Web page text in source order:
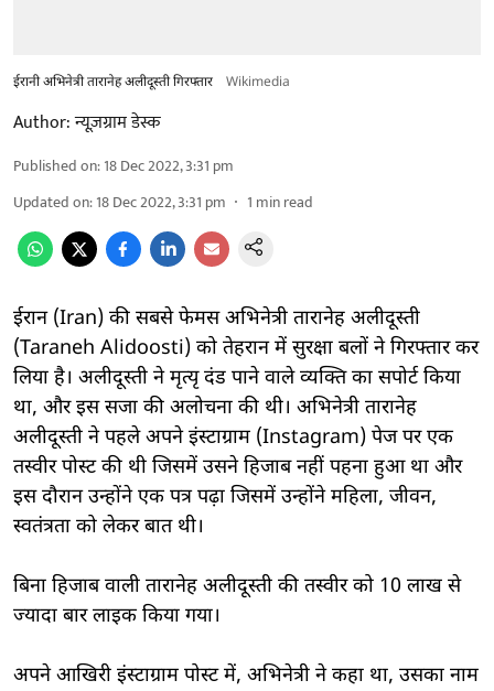
ईरानी अभिनेत्री तारानेह अलीदूस्ती गिरफ्तार Wikimedia
Author:न्यूज़ग्राम डेस्क
Published on:18 Dec 2022, 3:31 pm
Updated on:18 Dec 2022, 3:31 pm 1 min read
ईरान (Iran) की सबसे फेमस अभिनेत्री तारानेह अलीदूस्ती
(Taraneh Alidoosti) को तेहरान में सुरक्षा बलों ने गिरफ्तार कर
लिया है। अलीदूस्ती ने मृत्यृ दंड पाने वाले व्यक्ति का सपोर्ट किया
था, और इस सजा की अलोचना की थी। अभिनेत्री तारानेह
अलीदूस्ती ने पहले अपने इंस्टाग्राम (Instagram) पेज पर एक
तस्वीर पोस्ट की थी जिसमें उसने हिजाब नहीं पहना हुआ था और
इस दौरान उन्होंने एक पत्र पढ़ा जिसमें उन्होंने महिला, जीवन,
स्वतंत्रता को लेकर बात थी।
बिना हिजाब वाली तारानेह अलीदूस्ती की तस्वीर को 10 लाख से
ज्यादा बार लाइक किया गया।
अपने आखिरी इंस्टाग्राम पोस्ट में, अभिनेत्री ने कहा था, उसका नाम